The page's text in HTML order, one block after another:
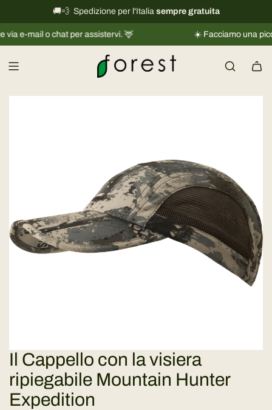
a
i
🚚💨 Spedizione per l'Italia sempre gratuita
International shipping information→
o chat per assistervi. 🦌 ☀️ Facciamo una piccola
Il Cappello con la visiera
ripiegabile Mountain Hunter
Expedition